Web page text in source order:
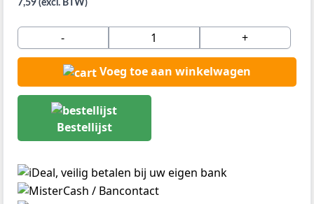
7,59 (excl. BTW)
- +
Voeg toe aan winkelwagen
Bestellijst